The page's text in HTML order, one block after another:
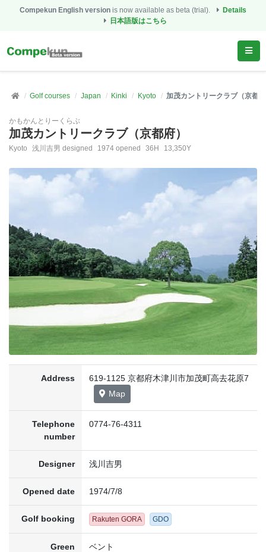
Compekun English version is now available as beta (trial).
Details
日本語版はこちら
Golf courses Japan Kinki Kyoto 加茂カントリークラブ（京都
かもかんとりーくらぶ
加茂カントリークラブ（京都府）
Kyoto 浅川吉男 designed 1974 opened 36H 13,350Y
Address
619-1125 京都府木津川市加茂町高去花原7
Map
Telephone
number
0774-76-4311
Designer 浅川吉男
Opened date 1974/7/8
Golf booking Rakuten GORA GDO
Green ベント